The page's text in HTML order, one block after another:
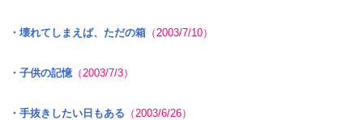
・壊れてしまえば、ただの箱（2003/7/10）
・子供の記憶（2003/7/3）
・手抜きしたい日もある （2003/6/26）